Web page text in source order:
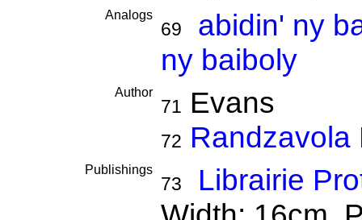
Analogs
69
abidin' ny
ny baiboly
Author
71 Evans
72 Randzavola
Publishings
73
Librairie